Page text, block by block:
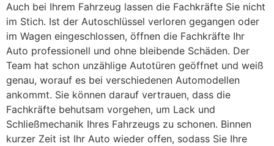
Auch bei Ihrem Fahrzeug lassen die Fachkräfte Sie nicht
im Stich. Ist der Autoschlüssel verloren gegangen oder
im Wagen eingeschlossen, öffnen die Fachkräfte Ihr
Auto professionell und ohne bleibende Schäden. Der
Team hat schon unzählige Autotüren geöffnet und weiß
genau, worauf es bei verschiedenen Automodellen
ankommt. Sie können darauf vertrauen, dass die
Fachkräfte behutsam vorgehen, um Lack und
Schließmechanik Ihres Fahrzeugs zu schonen. Binnen
kurzer Zeit ist Ihr Auto wieder offen, sodass Sie Ihre